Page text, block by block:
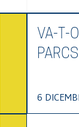
VA-T-
6